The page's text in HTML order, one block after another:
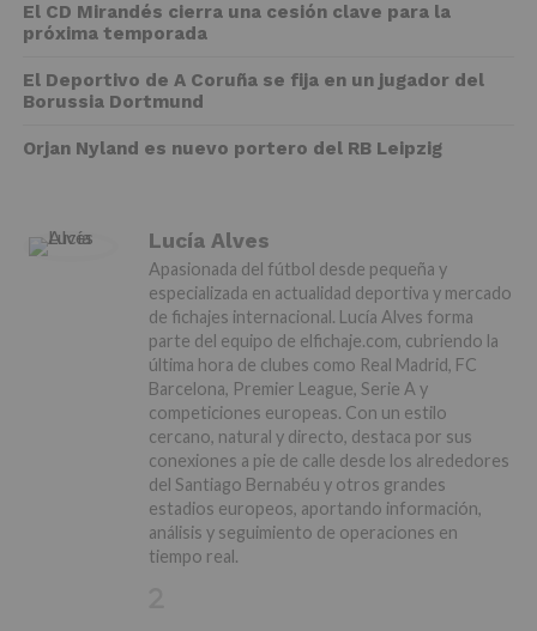
El CD Mirandés cierra una cesión clave para la
próxima temporada
El Deportivo de A Coruña se fija en un jugador del
Borussia Dortmund
Orjan Nyland es nuevo portero del RB Leipzig
Lucía Alves
Apasionada del fútbol desde pequeña y
especializada en actualidad deportiva y mercado
de fichajes internacional. Lucía Alves forma
parte del equipo de elfichaje.com, cubriendo la
última hora de clubes como Real Madrid, FC
Barcelona, Premier League, Serie A y
competiciones europeas. Con un estilo
cercano, natural y directo, destaca por sus
conexiones a pie de calle desde los alrededores
del Santiago Bernabéu y otros grandes
estadios europeos, aportando información,
análisis y seguimiento de operaciones en
tiempo real.